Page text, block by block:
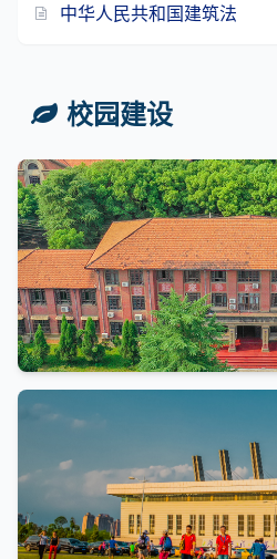
中华人民共和国建筑法
校园建设